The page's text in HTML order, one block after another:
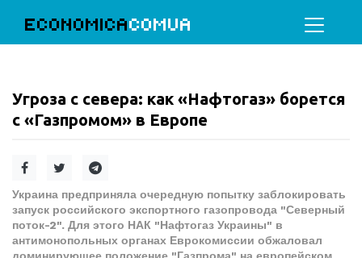
ECONOMICACOMUA
Угроза с севера: как «Нафтогаз» борется
с «Газпромом» в Европе
Украина предприняла очередную попытку заблокировать
запуск российского экспортного газопровода "Северный
поток-2". Для этого НАК "Нафтогаз Украины" в
антимонопольных органах Еврокомиссии обжаловал